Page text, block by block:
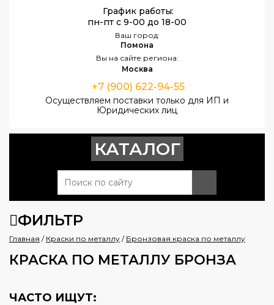
График работы:
пн-пт с 9-00 до 18-00
Ваш город:
Помона
Вы на сайте региона:
Москва
+7 (900) 622-94-55
Осуществляем поставки только для ИП и
Юридических лиц
КАТАЛОГ
ФИЛЬТР
Главная / Краски по металлу / Бронзовая краска по металлу
КРАСКА ПО МЕТАЛЛУ БРОНЗА
ЧАСТО ИЩУТ: